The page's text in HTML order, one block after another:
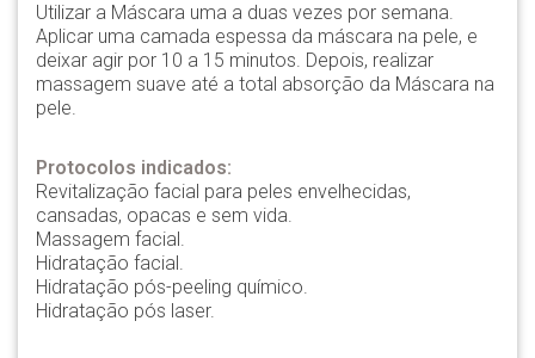
Utilizar a Máscara uma a duas vezes por semana.
Aplicar uma camada espessa da máscara na pele, e
deixar agir por 10 a 15 minutos. Depois, realizar
massagem suave até a total absorção da Máscara na
pele.
Protocolos indicados:
Revitalização facial para peles envelhecidas,
cansadas, opacas e sem vida.
Massagem facial.
Hidratação facial.
Hidratação pós-peeling químico.
Hidratação pós laser.